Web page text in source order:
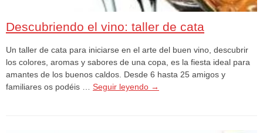
Descubriendo el vino: taller de cata
Un taller de cata para iniciarse en el arte del buen vino, descubrir
los colores, aromas y sabores de una copa, es la fiesta ideal para
amantes de los buenos caldos. Desde 6 hasta 25 amigos y
familiares os podéis … Seguir leyendo →